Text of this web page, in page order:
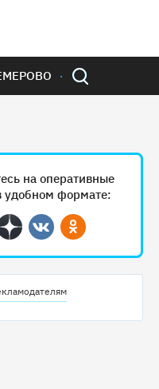
на оперативные
удобном формате:
ДзенВконтактеОдноклассники